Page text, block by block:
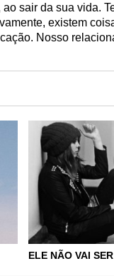
sair da sua vida.
existem
Nosso
ELE NÃO VAI